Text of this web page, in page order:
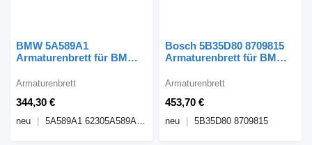
BMW 5A589A1
Armaturenbrett für BMW
344,30 €
Armaturenbrett
neu 5A589A1 62305A589A1 19262073
Bosch 5B35D80 8709815
Armaturenbrett für BMW
453,70 €
Armaturenbrett
neu 5B35D80 8709815